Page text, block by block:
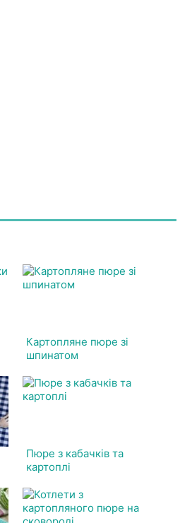
Картопляне пюре зі
шпинатом
Пюре з кабачків та
картоплі